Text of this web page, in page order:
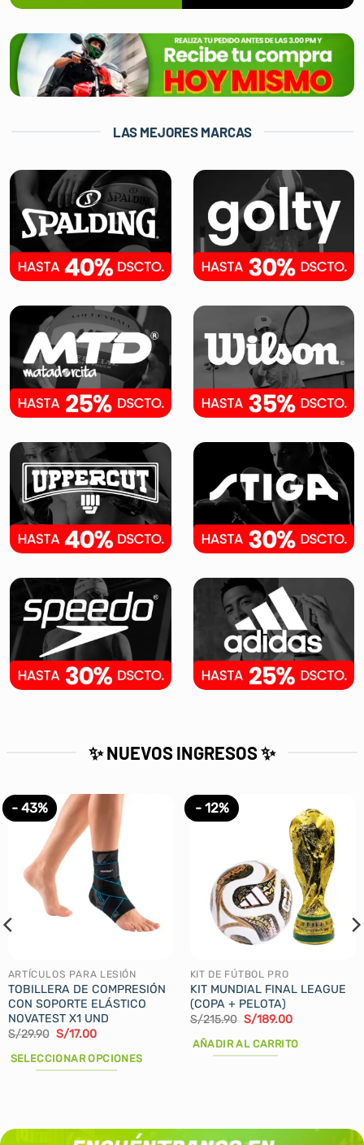
LAS MEJORES MARCAS
✨ NUEVOS INGRESOS ✨
- 43%
ARTÍCULOS PARA LESIÓN
TOBILLERA DE COMPRESIÓN
CON SOPORTE ELÁSTICO
NOVATEST X1 UND
S/29.90 El
original
era:
S/17.00El
actual
es:
SELECCIONAR OPCIONES
múltiples
- 12%
KIT DE FÚTBOL PRO
KIT MUNDIAL FINAL LEAGUE
(COPA + PELOTA)
S/215.90 El
original
era:
S/189.00El
actual
AÑADIR AL CARRITO